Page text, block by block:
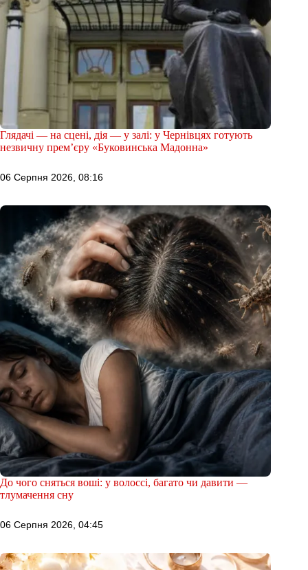
Глядачі — на сцені, дія — у залі: у Чернівцях готують
незвичну прем’єру «Буковинська Мадонна»
06 Серпня 2026, 08:16
До чого сняться воші: у волоссі, багато чи давити —
тлумачення сну
06 Серпня 2026, 04:45